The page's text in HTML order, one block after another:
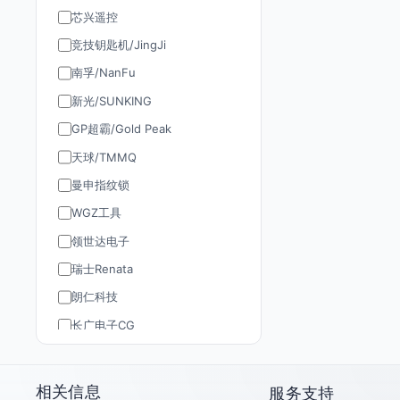
芯兴遥控
竞技钥匙机/JingJi
南孚/NanFu
新光/SUNKING
GP超霸/Gold Peak
天球/TMMQ
曼申指纹锁
WGZ工具
领世达电子
瑞士Renata
朗仁科技
长广电子CG
TY90/孚远通用
相关信息 服务支持